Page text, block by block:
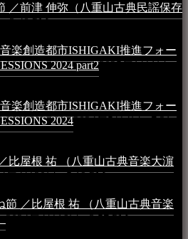
／前津 伸弥（八重山古典民謡保存
3:48 PM
楽創造都市ISHIGAKI推進フォー
2024 part22025年1月1日 -
楽創造都市ISHIGAKI推進フォー
20242024年5月4日 - 7:21
比屋根 祐 （八重山古典音楽大濵
年4月20日 - 5:19 PM
節 ／比屋根 祐 （八重山古典音楽
2024年4月16日 - 3:57 PM